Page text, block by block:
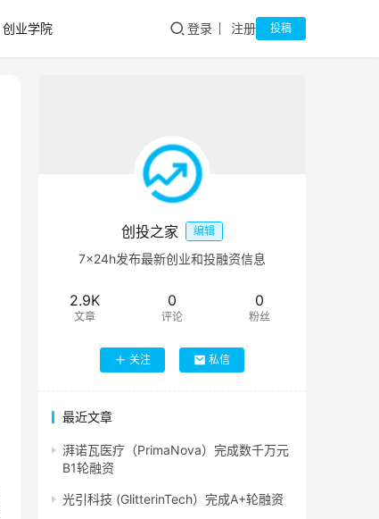
创业学院 登录 注册 投稿
创投之家 编辑
7×24h发布最新创业和投融资信息
2.9K
文章
0
评论
0
粉丝
关注 私信
最近文章
湃诺瓦医疗（PrimaNova）完成数千万元
B1轮融资
光引科技 (GlitterinTech）完成A+轮融资